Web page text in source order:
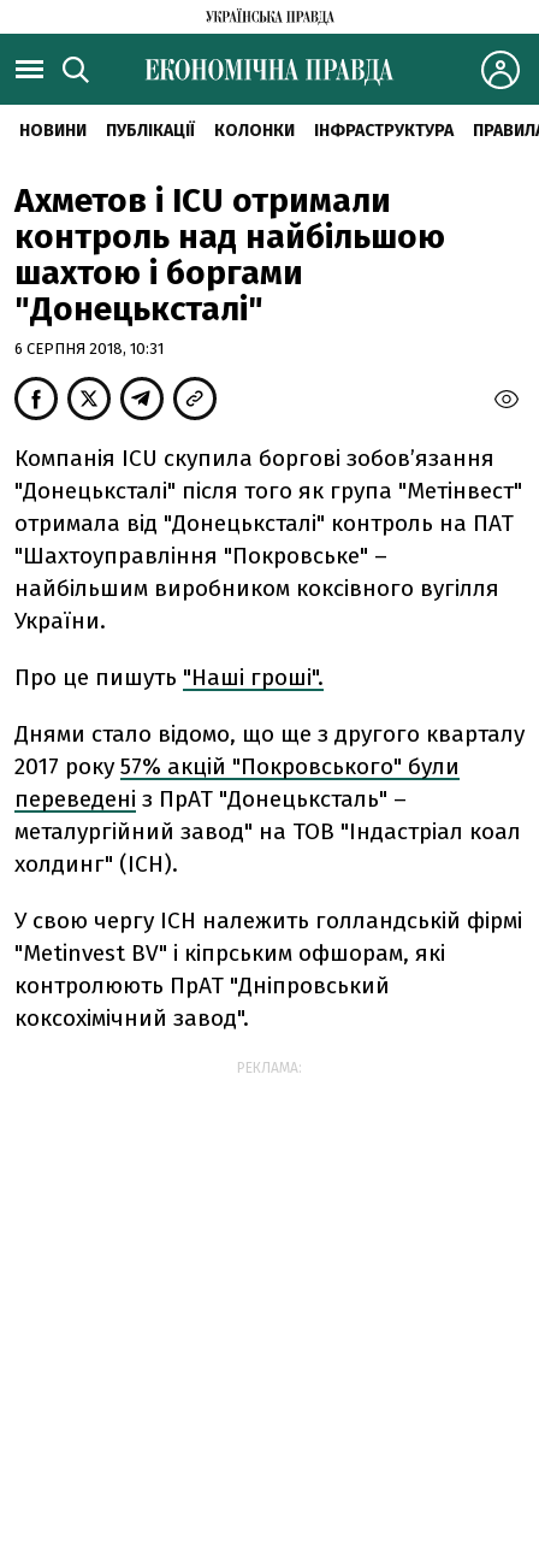
НОВИНИ ПУБЛІКАЦІЇ КОЛОНКИ ІНФРАСТРУКТУРА
Ахметов і ICU отримали
контроль над найбільшою
шахтою і боргами
"Донецьксталі"
6 СЕРПНЯ 2018, 10:31
Компанія ICU скупила боргові зобов’язання
"Донецьксталі" після того як група "Метінвест"
отримала від "Донецьксталі" контроль на ПАТ
"Шахтоуправління "Покровське" –
найбільшим виробником коксівного вугілля
України.
Про це пишуть "Наші гроші".
Днями стало відомо, що ще з другого кварталу
2017 року 57% акцій "Покровського" були
переведені з ПрАТ "Донецьксталь" –
металургійний завод" на ТОВ "Індастріал коал
холдинг" (ICH).
У свою чергу ICH належить голландській фірмі
"Metinvest BV" і кіпрським офшорам, які
контролюють ПрАТ "Дніпровський
коксохімічний завод".
РЕКЛАМА: